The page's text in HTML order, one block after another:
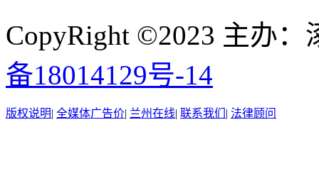
CopyRight ©2023 主办
备18014129号-14
版权说明| 全媒体广告价| 兰州在线| 联系我们 | 法律顾问